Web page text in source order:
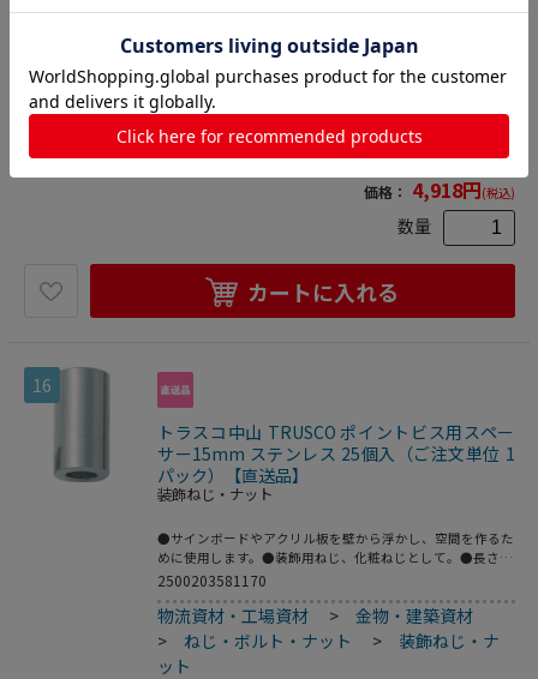
めに使用します。●装飾用ねじ、化粧ねじとして。●長さ
(mm)：5●仕上げ：生地●本体素材：ステンレス(生地)●外
径×内径：8×4.2mm●ステンレス●本体：真鍮●仕上：ニ
ッケルメッキ
物流資材・工場資材
>
ねじ・ボルト・ナット >
ット
価格： 4,918円(税込)
数量
カートに入れる
16
トラスコ中山 TRUSCO ポイントビス用スペー
サー15mm ステンレス 25個入（ご注文単位 1
パック）【直送品】
装飾ねじ・ナット
●サインボードやアクリル板を壁から浮かし、空間を作るた
めに使用します。●装飾用ねじ、化粧ねじとして。●長さ
(mm)：15●仕上げ：生地●本体素材：ステンレス(生地)●
ニッケルメッキ
2500203581170
物流資材・工場資材 >金物・建築資材
> ねじ・ボルト・ナット > 装飾ねじ・ナ
ット